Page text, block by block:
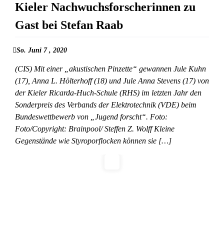
Kieler Nachwuchsforscherinnen zu
Gast bei Stefan Raab
So. Juni 7 , 2020
(CIS) Mit einer „akustischen Pinzette“ gewannen Jule Kuhn
(17), Anna L. Hölterhoff (18) und Jule Anna Stevens (17) von
der Kieler Ricarda-Huch-Schule (RHS) im letzten Jahr den
Sonderpreis des Verbands der Elektrotechnik (VDE) beim
Bundeswettbewerb von „Jugend forscht“. Foto:
Foto/Copyright: Brainpool/ Steffen Z. Wolff Kleine
Gegenstände wie Styroporflocken können sie […]